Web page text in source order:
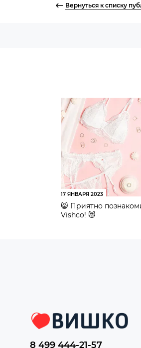
Вернуться к списку
17 ЯНВАРЯ 2023
😸 Приятно
Vishco! 😻
8 499 444-21-57